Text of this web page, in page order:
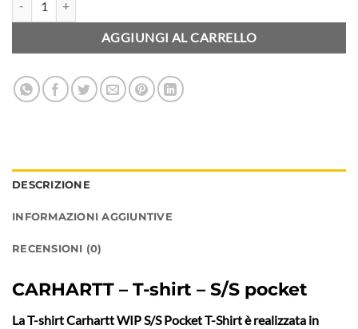
AGGIUNGI AL CARRELLO
DESCRIZIONE
INFORMAZIONI AGGIUNTIVE
RECENSIONI (0)
CARHARTT – T-shirt – S/S pocket
La T-shirt Carhartt WIP S/S Pocket T-Shirt è realizzata in